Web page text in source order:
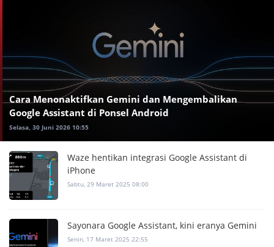
Cara Menonaktifkan Gemini dan Mengembalikan
Google Assistant di Ponsel Android
Selasa, 30 Juni 2026 10:55
Waze hentikan integrasi Google Assistant di
iPhone
Sabtu, 29 Maret 2025 08:00
Sayonara Google Assistant, kini eranya Gemini
Senin, 17 Maret 2025 22:55